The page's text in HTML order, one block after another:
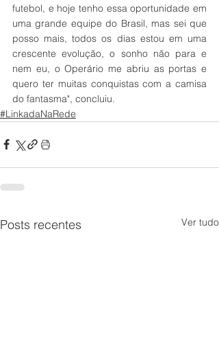
futebol, e hoje tenho essa oportunidade em
uma grande equipe do Brasil, mas sei que
posso mais, todos os dias estou em uma
crescente evolução, o sonho não para e
nem eu, o Operário me abriu as portas e
quero ter muitas conquistas com a camisa
do fantasma", concluiu.
#LinkadaNaRede
Posts recentes Ver tudo